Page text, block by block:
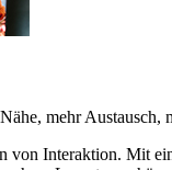
mehr Austausch,
von Interaktion. Mit